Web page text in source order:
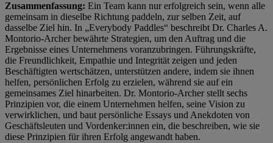
Zusammenfassung: Ein Team kann nur erfolgreich sein, wenn alle
gemeinsam in dieselbe Richtung paddeln, zur selben Zeit, auf
dasselbe Ziel hin. In „Everybody Paddles“ beschreibt Dr. Charles A.
Montorio-Archer bewährte Strategien, um den Auftrag und die
Ergebnisse eines Unternehmens voranzubringen. Führungskräfte,
die Freundlichkeit, Empathie und Integrität zeigen und jeden
Beschäftigten wertschätzen, unterstützen andere, indem sie ihnen
helfen, persönlichen Erfolg zu erzielen, während sie auf ein
gemeinsames Ziel hinarbeiten. Dr. Montorio-Archer stellt sechs
Prinzipien vor, die einem Unternehmen helfen, seine Vision zu
verwirklichen, und baut persönliche Essays und Anekdoten von
Geschäftsleuten und Vordenker:innen ein, die beschreiben, wie sie
diese Prinzipien für ihren Erfolg angewandt haben.